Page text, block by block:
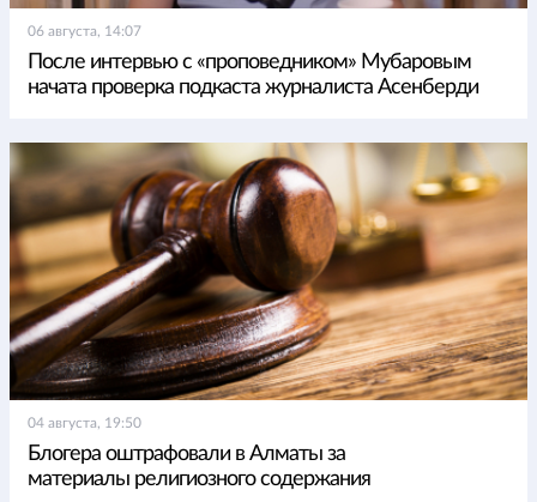
06 августа, 14:07
После интервью с «проповедником» Мубаровым
начата проверка подкаста журналиста Асенберди
04 августа, 19:50
Блогера оштрафовали в Алматы за
материалы религиозного содержания